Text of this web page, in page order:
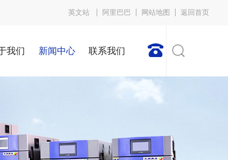
英文站 阿里巴巴 网站地图 返回首页

我们 新闻中心 联系我们